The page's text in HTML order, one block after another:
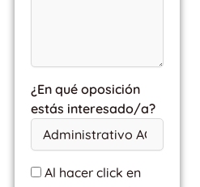
¿En qué oposición
estás interesado/a?
Al hacer click en